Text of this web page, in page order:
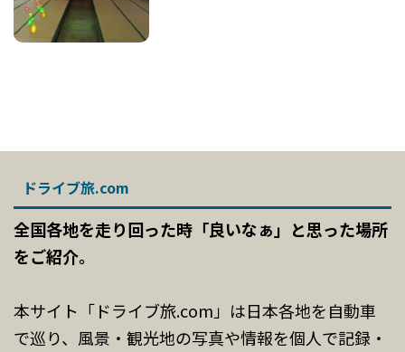
ドライブ旅.com
全国各地を走り回った時「良いなぁ」と思った場所
をご紹介。
本サイト「ドライブ旅.com」は日本各地を自動車
で巡り、風景・観光地の写真や情報を個人で記録・